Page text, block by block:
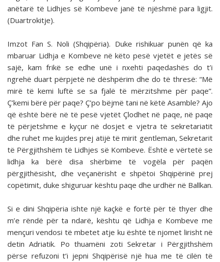
anëtarë të Lidhjes së Kombeve janë të njëshmë para ligjit.
(Duartrokitje).
Imzot Fan S. Noli (Shqipëria). Duke rishikuar punën që ka
mbaruar Lidhja e Kombeve në këto pesë vjetët e jetës së
sajë, kam frikë se edhe unë i nxehti paqedashës do t’i
ngrehë duart përpjetë në dëshpërim dhe do të thresë: “Më
mirë të kemi luftë se sa fjalë të mërzitshme për paqe”.
Ç’kemi bërë për paqe? Ç’po bëjmë tani në këtë Asamble? Ajo
që është bërë në të pesë vjetët Çlodhet në paqe, në paqe
të përjetshme e kyçur në dosjet e vjetra të sekretariatit
dhe ruhet me kujdes prej atijë të mirit gentleman, Sekretarit
të Përgjithshëm të Lidhjes së Kombeve. Është e vërtetë se
lidhja ka bërë disa shërbime të vogëla për paqën
përgjithësisht, dhe veçanërisht e shpëtoi Shqipërinë prej
copëtimit, duke shiguruar kështu paqe dhe urdhër në Ballkan.
Si e dini Shqipëria ishte një kaçkë e fortë për të thyer dhe
m’e rëndë për ta ndarë, kështu që Lidhja e Kombeve me
mençuri vendosi të mbetet atje ku është të njomet lirisht në
detin Adriatik. Po thuamëni zoti Sekretar i Përgjithshëm
përse refuzoni t’i jepni Shqipërisë një hua me të cilën të